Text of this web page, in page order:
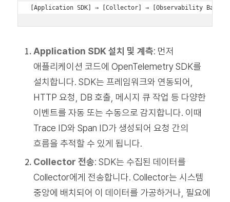
Application SDK 설치 및 계측: 먼저
애플리케이션 코드에 OpenTelemetry SDK를
설치합니다. SDK는 프레임워크와 연동되어,
HTTP 요청, DB 호출, 메시지 큐 작업 등 다양한
이벤트를 자동 또는 수동으로 감지합니다. 이때
Trace ID와 Span ID가 생성되어 요청 간의
흐름을 추적할 수 있게 됩니다.
Collector 전송: SDK는 수집된 데이터를
Collector에게 전송합니다. Collector는 시스템
중앙에 배치되어 이 데이터를 가공하거나, 필요에